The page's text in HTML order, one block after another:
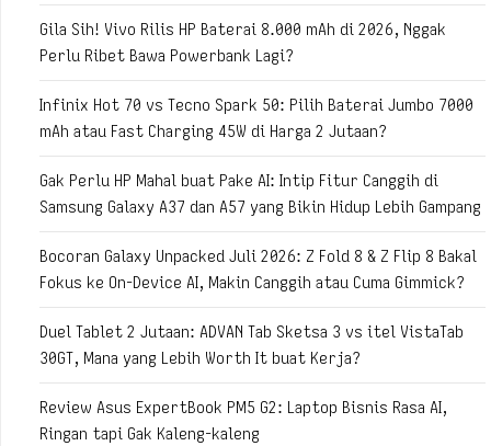
Gila Sih! Vivo Rilis HP Baterai 8.000 mAh di 2026, Nggak
Perlu Ribet Bawa Powerbank Lagi?
Infinix Hot 70 vs Tecno Spark 50: Pilih Baterai Jumbo 7000
mAh atau Fast Charging 45W di Harga 2 Jutaan?
Gak Perlu HP Mahal buat Pake AI: Intip Fitur Canggih di
Samsung Galaxy A37 dan A57 yang Bikin Hidup Lebih Gampang
Bocoran Galaxy Unpacked Juli 2026: Z Fold 8 & Z Flip 8 Bakal
Fokus ke On-Device AI, Makin Canggih atau Cuma Gimmick?
Duel Tablet 2 Jutaan: ADVAN Tab Sketsa 3 vs itel VistaTab
30GT, Mana yang Lebih Worth It buat Kerja?
Review Asus ExpertBook PM5 G2: Laptop Bisnis Rasa AI,
Ringan tapi Gak Kaleng-kaleng